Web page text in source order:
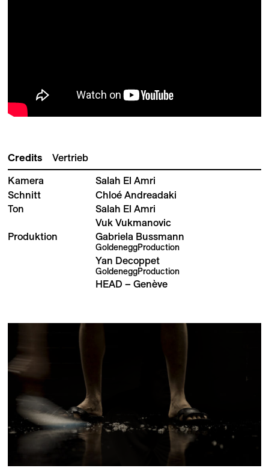
Credits Vertrieb
Kamera
Salah El Amri
Schnitt
Chloé Andreadaki
Ton
Salah El Amri
Vuk Vukmanovic
Produktion
Gabriela Bussmann
GoldeneggProduction
Yan Decoppet
GoldeneggProduction
HEAD – Genève